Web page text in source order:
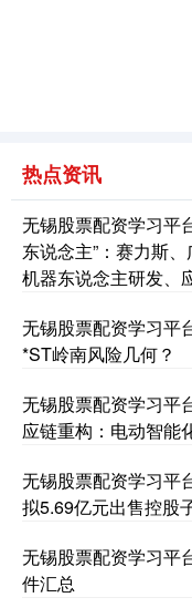
热点资讯
无锡股票配资学习平
东说念主”：赛力斯
机器东说念主研发、
无锡股票配资学习平
*ST岭南风险几何？
无锡股票配资学习平
应链重构：电动智能
无锡股票配资学习平
拟5.69亿元出售控股
无锡股票配资学习平
件汇总